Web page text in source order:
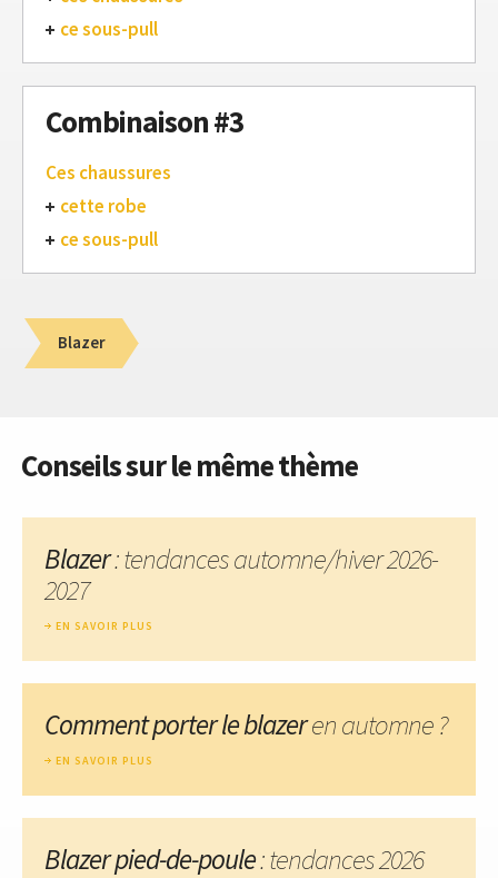
ce sous-pull
Combinaison #3
Ces chaussures
cette robe
ce sous-pull
Blazer
Conseils sur le même thème
Blazer: tendances automne/hiver 2026-
2027
EN SAVOIR PLUS
Comment porter le blazeren automne ?
EN SAVOIR PLUS
Blazer pied-de-poule: tendances 2026